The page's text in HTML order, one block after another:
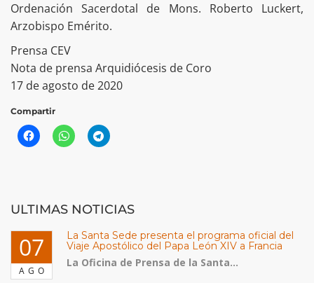
Ordenación Sacerdotal de Mons. Roberto Luckert,
Arzobispo Emérito.
Prensa CEV
Nota de prensa Arquidiócesis de Coro
17 de agosto de 2020
Compartir
ULTIMAS NOTICIAS
07
AGO
La Santa Sede presenta el programa oficial del
Viaje Apostólico del Papa León XIV a Francia
La Oficina de Prensa de la Santa...